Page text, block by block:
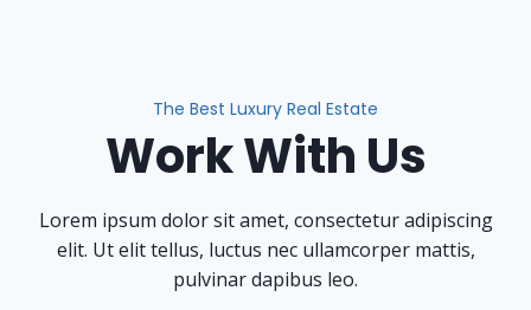
The Best Luxury Real Estate
Work With Us
Lorem ipsum dolor sit amet, consectetur adipiscing
elit. Ut elit tellus, luctus nec ullamcorper mattis,
pulvinar dapibus leo.